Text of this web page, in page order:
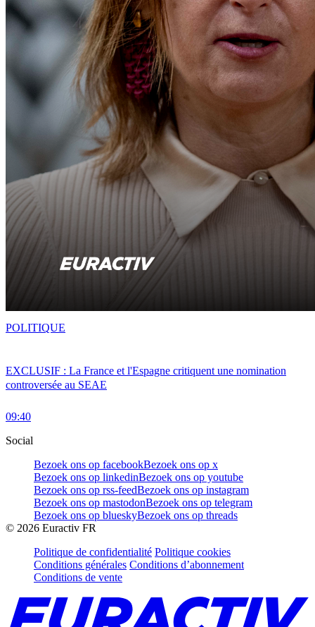
EXCLUSIF : La France et l'Espagne critiquent une nomination
controversée au SEAE
09:40
POLITIQUE
Social
Bezoek ons op facebookBezoek ons op x
Bezoek ons op linkedinBezoek ons op youtube
Bezoek ons op rss-feedBezoek ons op instagram
Bezoek ons op mastodonBezoek ons op telegram
Bezoek ons op blueskyBezoek ons op threads
© 2026 Euractiv FR
Politique de confidentialité Politique cookies
Conditions générales Conditions d’abonnement
Conditions de vente